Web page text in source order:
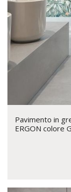
Pavimento in
ERGON colore